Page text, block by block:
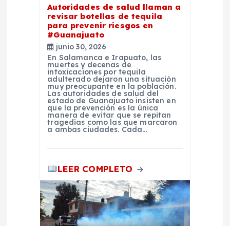
Autoridades de salud llaman a
revisar botellas de tequila
para prevenir riesgos en
#Guanajuato
junio 30, 2026
En Salamanca e Irapuato, las
muertes y decenas de
intoxicaciones por tequila
adulterado dejaron una situación
muy preocupante en la población.
Las autoridades de salud del
estado de Guanajuato insisten en
que la prevención es la única
manera de evitar que se repitan
tragedias como las que marcaron
a ambas ciudades. Cada…
LEER COMPLETO